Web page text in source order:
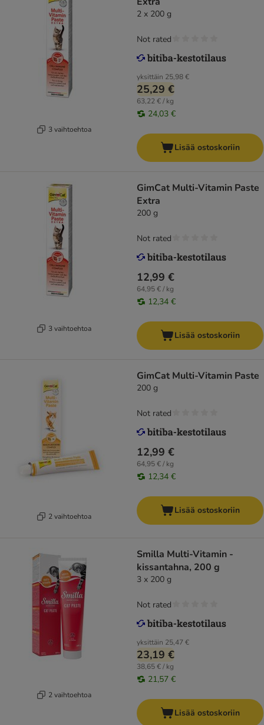
3 vaihtoehtoa
2 x 200 g
yksittäin 25,98 €
25,29 €
63,22 € / kg
24,03 €
Not rated
Lisää ostoskoriin
3 vaihtoehtoa
GimCat Multi-Vitamin Paste
Extra
200 g
12,99 €
64,95 € / kg
12,34 €
Not rated
Lisää ostoskoriin
2 vaihtoehtoa
GimCat Multi-Vitamin Paste
200 g
12,99 €
64,95 € / kg
12,34 €
Not rated
Lisää ostoskoriin
2 vaihtoehtoa
Smilla Multi-Vitamin -
kissantahna, 200 g
3 x 200 g
yksittäin 25,47 €
23,19 €
38,65 € / kg
21,57 €
Not rated
Lisää ostoskoriin